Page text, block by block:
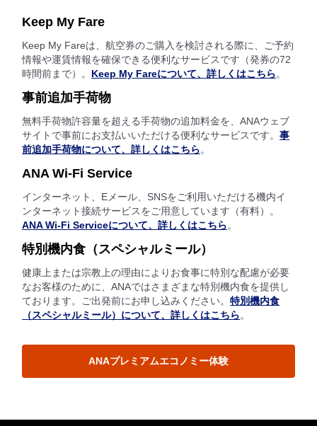
Keep My Fare
Keep My Fareは、航空券のご購入を検討される際に、ご予約
情報や運賃情報を確保できる便利なサービスです（発券の72
時間前まで）。 Keep My Fareについて、詳しくはこちら。
事前追加手荷物
無料手荷物許容量を超える手荷物の追加料金を、ANAウェブ
サイトで事前にお支払いいただける便利なサービスです。 事
前追加手荷物について、詳しくはこちら。
ANA Wi-Fi Service
インターネット、Eメール、SNSをご利用いただける機内イ
ンターネット接続サービスをご用意しています（有料）。
ANA Wi-Fi Serviceについて、詳しくはこちら。
特別機内食（スペシャルミール）
健康上または宗教上の理由によりお食事に特別な配慮が必要
なお客様のために、ANAではさまざまな特別機内食を提供し
ております。ご出発前にお申し込みください。 特別機内食
（スペシャルミール）について、詳しくはこちら。
ANAプレミアムエコノミー体験